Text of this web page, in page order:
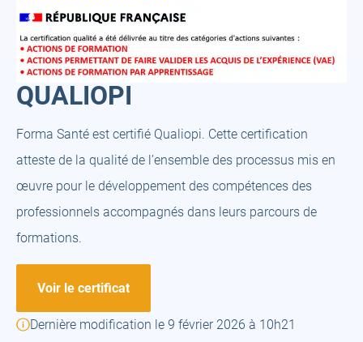
QUALIOPI
Forma Santé est certifié Qualiopi. Cette certification
atteste de la qualité de l’ensemble des processus mis en
œuvre pour le développement des compétences des
professionnels accompagnés dans leurs parcours de
formations.
Voir le certificat
Dernière modification le 9 février 2026 à 10h21